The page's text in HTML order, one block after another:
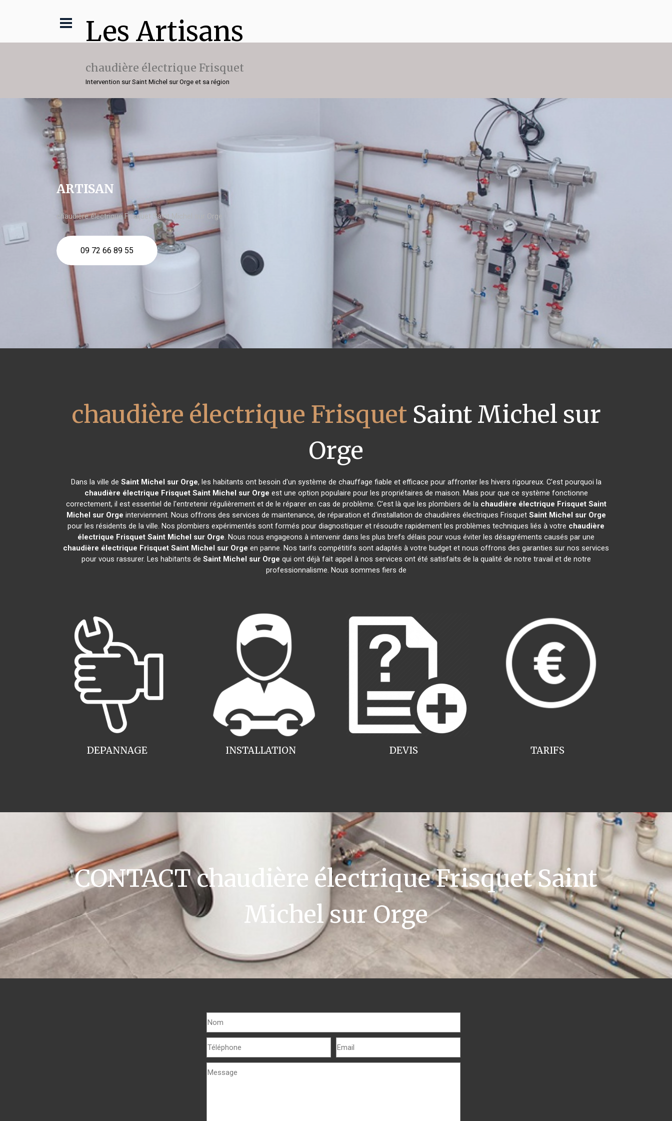
Les Artisans
chaudière électrique Frisquet
Intervention sur Saint Michel sur Orge et sa région
ARTISAN
chaudière électrique Frisquet Saint Michel sur Orge
09 72 66 89 55
chaudière électrique FrisquetSaint Michel sur
Orge
Dans la ville de Saint Michel sur Orge, les habitants ont besoin d'un système de chauffage fiable et efficace pour affronter les hivers rigoureux. C'est pourquoi la
chaudière électrique Frisquet Saint Michel sur Orge est une option populaire pour les propriétaires de maison. Mais pour que ce système fonctionne
correctement, il est essentiel de l'entretenir régulièrement et de le réparer en cas de problème. C'est là que les plombiers de la chaudière électrique Frisquet Saint
Michel sur Orge interviennent. Nous offrons des services de maintenance, de réparation et d'installation de chaudières électriques Frisquet Saint Michel sur Orge
pour les résidents de la ville. Nos plombiers expérimentés sont formés pour diagnostiquer et résoudre rapidement les problèmes techniques liés à votre chaudière
électrique Frisquet Saint Michel sur Orge. Nous nous engageons à intervenir dans les plus brefs délais pour vous éviter les désagréments causés par une
chaudière électrique Frisquet Saint Michel sur Orge en panne. Nos tarifs compétitifs sont adaptés à votre budget et nous offrons des garanties sur nos services
pour vous rassurer. Les habitants de Saint Michel sur Orge qui ont déjà fait appel à nos services ont été satisfaits de la qualité de notre travail et de notre
professionnalisme. Nous sommes fiers de
INSTALLATION
DEPANNAGE TARIFS
DEVIS
CONTACT chaudière électrique Frisquet Saint
Michel sur Orge